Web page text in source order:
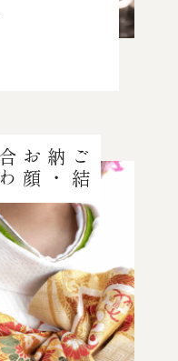
ご
結
納
・
お
顔
合
わ